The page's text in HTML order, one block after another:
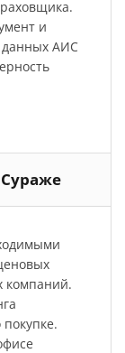
и
данных АИС
компаний.